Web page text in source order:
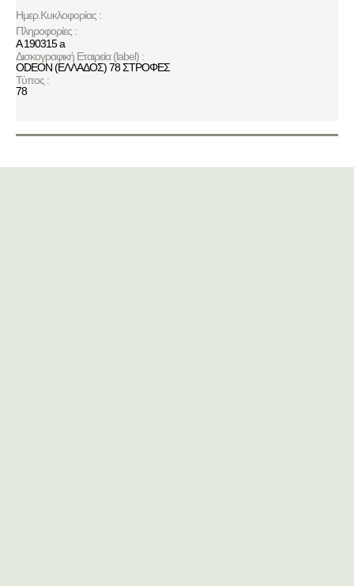
Ημερ.Κυκλοφορίας :
Πληροφορίες :
A 190315 a
Δισκογραφική Εταιρεία (label) :
ODEON (ΕΛΛΑΔΟΣ) 78 ΣΤΡΟΦΕΣ
Τύπος :
78